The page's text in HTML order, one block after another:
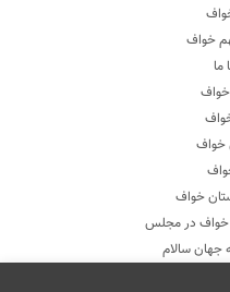
خواف
ما
خواف
خواف
خواف
خواف در مجلس
جهان سالام